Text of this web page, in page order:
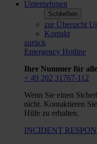
Unternehmen
Schließen
zur Übersicht
Kontakt
zurück
Emergency Hotline
Ihre Nummer für
+ 49 202 31767-112
Wenn Sie einen
nicht. Kontaktieren
Hilfe zu erhalten.
INCIDENT